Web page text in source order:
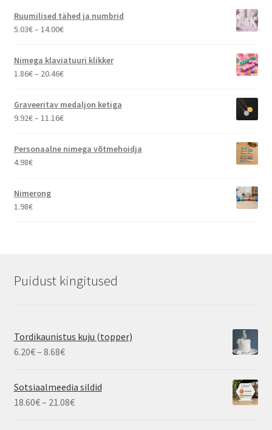
Ruumilised tähed ja numbrid
5.03€– 14.00€Hinnavahemik:
kuni
14.00€
Nimega klaviatuuri klikker
1.86€– 20.46€Hinnavahemik:
kuni
20.46€
Graveeritav medaljon ketiga
9.92€– 11.16€Hinnavahemik:
kuni
11.16€
Personaalne nimega võtmehoidja
4.98€
Nimerong
1.98€
Puidust kingitused
Tordikaunistus kuju (topper)
6.20€– 8.68€Hinnavahemik:
kuni
8.68€
Sotsiaalmeedia sildid
18.60€– 21.08€Hinnavahemik: